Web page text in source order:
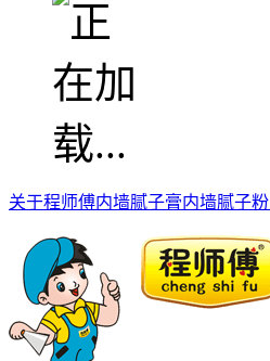
关于程师傅内墙腻子膏内墙腻子粉